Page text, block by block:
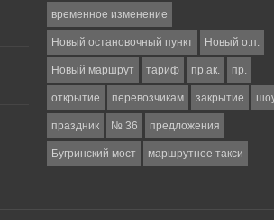
временное изменение
Новый остановочный пункт Новый о.п.
Новый маршрут тариф пр.ак. пр.
открытие перевозчикам закрытие
праздник № 36 предложения
Бугринский мост маршрутное такси